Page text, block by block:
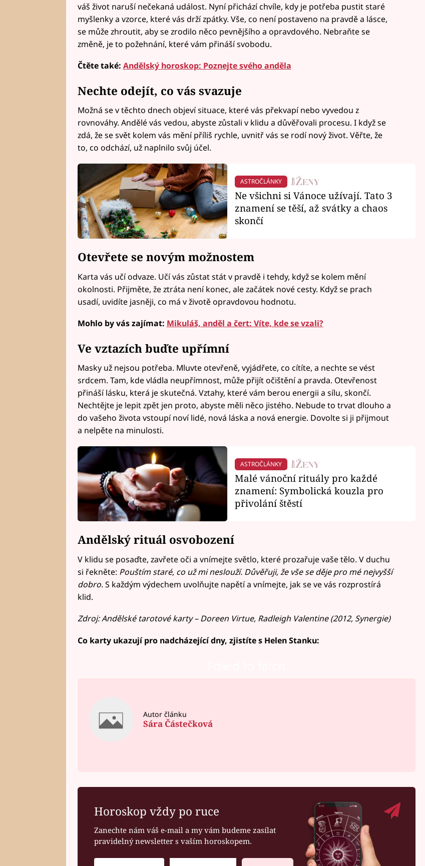
váš život naruší nečekaná událost. Nyní přichází chvíle, kdy je potřeba pustit staré
myšlenky a vzorce, které vás drží zpátky. Vše, co není postaveno na pravdě a lásce,
se může zhroutit, aby se zrodilo něco pevnějšího a opravdového. Nebraňte se
změně, je to požehnání, které vám přináší svobodu.
Čtěte také: Andělský horoskop: Poznejte svého anděla
Nechte odejít, co vás svazuje
Možná se v těchto dnech objeví situace, které vás překvapí nebo vyvedou z
rovnováhy. Andělé vás vedou, abyste zůstali v klidu a důvěřovali procesu. I když se
zdá, že se svět kolem vás mění příliš rychle, uvnitř vás se rodí nový život. Věřte, že
to, co odchází, už naplnilo svůj účel.
ASTROČLÁNKY
Ne všichni si Vánoce užívají. Tato 3
znamení se těší, až svátky a chaos
skončí
Otevřete se novým možnostem
Karta vás učí odvaze. Učí vás zůstat stát v pravdě i tehdy, když se kolem mění
okolnosti. Přijměte, že ztráta není konec, ale začátek nové cesty. Když se prach
usadí, uvidíte jasněji, co má v životě opravdovou hodnotu.
Mohlo by vás zajímat: Mikuláš, anděl a čert: Víte, kde se vzali?
Ve vztazích buďte upřímní
Masky už nejsou potřeba. Mluvte otevřeně, vyjádřete, co cítíte, a nechte se vést
srdcem. Tam, kde vládla neupřímnost, může přijít očištění a pravda. Otevřenost
přináší lásku, která je skutečná. Vztahy, které vám berou energii a sílu, skončí.
Nechtějte je lepit zpět jen proto, abyste měli něco jistého. Nebude to trvat dlouho a
do vašeho života vstoupí noví lidé, nová láska a nová energie. Dovolte si ji přijmout
a nelpěte na minulosti.
ASTROČLÁNKY
Malé vánoční rituály pro každé
znamení: Symbolická kouzla pro
přivolání štěstí
Andělský rituál osvobození
V klidu se posaďte, zavřete oči a vnímejte světlo, které prozařuje vaše tělo. V duchu
si řekněte: Pouštím staré, co už mi neslouží. Důvěřuji, že vše se děje pro mé nejvyšší
dobro.S každým výdechem uvolňujte napětí a vnímejte, jak se ve vás rozprostírá
klid.
Zdroj: Andělské tarotové karty – Doreen Virtue, Radleigh Valentine (2012, Synergie)
Co karty ukazují pro nadcházející dny, zjistíte s Helen Stanku:
Autor článku
Sára Částečková
Horoskop vždy po ruce
Zanechte nám váš e-mail a my vám budeme zasílat
pravidelný newsletter s vaším horoskopem.